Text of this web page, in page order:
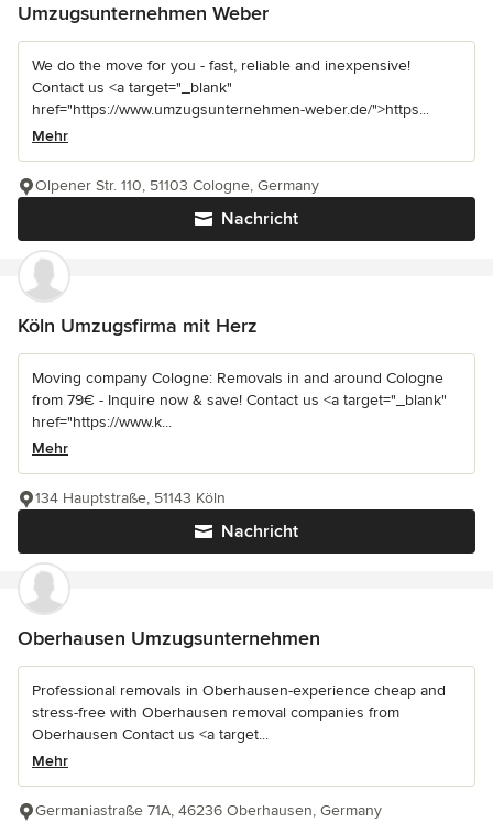
Umzugsunternehmen Weber
We do the move for you - fast, reliable and inexpensive!
Contact us <a target="_blank"
href="https://www.umzugsunternehmen-weber.de/">https...
Mehr
Nachricht
Olpener Str. 110, 51103 Cologne, Germany
Köln Umzugsfirma mit Herz
Moving company Cologne: Removals in and around Cologne
from 79€ - Inquire now & save! Contact us <a target="_blank"
href="https://www.k...
Mehr
Nachricht
134 Hauptstraße, 51143 Köln
Oberhausen Umzugsunternehmen
Professional removals in Oberhausen-experience cheap and
stress-free with Oberhausen removal companies from
Oberhausen Contact us <a target...
Mehr
Germaniastraße 71A, 46236 Oberhausen, Germany